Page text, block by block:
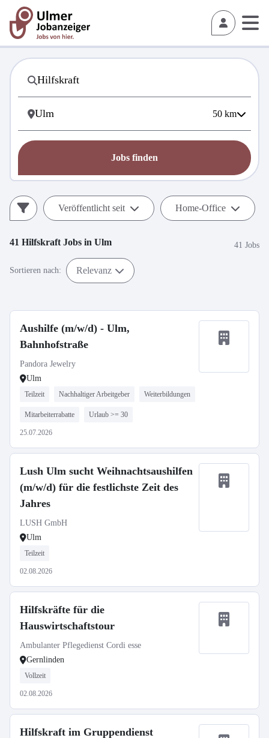
50 km
Jobs finden
Veröffentlicht seit Home-Office
41 Hilfskraft Jobs in Ulm 41 Jobs
Sortieren nach: Relevanz
Aushilfe (m/w/d) - Ulm,
Bahnhofstraße
Pandora Jewelry
Ulm
Teilzeit Nachhaltiger Arbeitgeber Weiterbildungen
Mitarbeiterrabatte Urlaub >= 30
25.07.2026
Lush Ulm sucht Weihnachtsaushilfen
(m/w/d) für die festlichste Zeit des
Jahres
LUSH GmbH
Ulm
Teilzeit
02.08.2026
Hilfskräfte für die
Hauswirtschaftstour
Ambulanter Pflegedienst Cordi esse
Gernlinden
Vollzeit
02.08.2026
Hilfskraft im Gruppendienst